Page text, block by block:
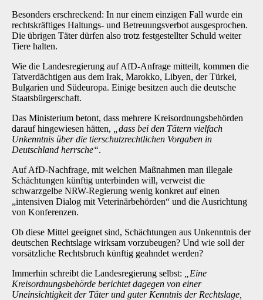
Besonders erschreckend: In nur einem einzigen Fall wurde ein
rechtskräftiges Haltungs- und Betreuungsverbot ausgesprochen.
Die übrigen Täter dürfen also trotz festgestellter Schuld weiter
Tiere halten.
Wie die Landesregierung auf AfD-Anfrage mitteilt, kommen die
Tatverdächtigen aus dem Irak, Marokko, Libyen, der Türkei,
Bulgarien und Südeuropa. Einige besitzen auch die deutsche
Staatsbürgerschaft.
Das Ministerium betont, dass mehrere Kreisordnungsbehörden
darauf hingewiesen hätten,
„dass bei den Tätern vielfach
Unkenntnis über die tierschutzrechtlichen Vorgaben in
Deutschland herrsche“.
Auf AfD-Nachfrage, mit welchen Maßnahmen man illegale
Schächtungen künftig unterbinden will, verweist die
schwarzgelbe NRW-Regierung wenig konkret auf einen
„intensiven Dialog mit Veterinärbehörden“ und die Ausrichtung
von Konferenzen.
Ob diese Mittel geeignet sind, Schächtungen aus Unkenntnis der
deutschen Rechtslage wirksam vorzubeugen? Und wie soll der
vorsätzliche Rechtsbruch künftig geahndet werden?
Immerhin schreibt die Landesregierung selbst:
„Eine
Kreisordnungsbehörde berichtet dagegen von einer
Uneinsichtigkeit der Täter und guter Kenntnis der Rechtslage,